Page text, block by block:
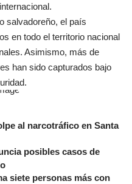
salvadoreño, el país
en todo el territorio nacional
Asimismo, más de
han sido capturados bajo
al narcotráfico en Santa
posibles casos de
siete personas más con